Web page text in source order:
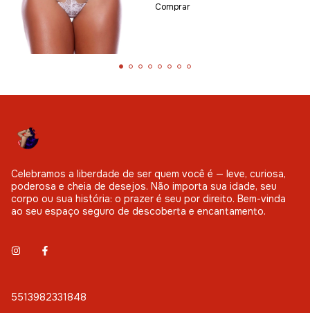
Comprar
Celebramos a liberdade de ser quem você é — leve, curiosa,
poderosa e cheia de desejos. Não importa sua idade, seu
corpo ou sua história: o prazer é seu por direito. Bem-vinda
ao seu espaço seguro de descoberta e encantamento.
5513982331848